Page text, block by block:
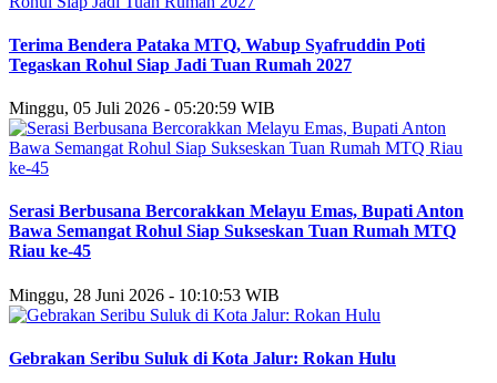
Terima Bendera Pataka MTQ, Wabup Syafruddin Poti
Tegaskan Rohul Siap Jadi Tuan Rumah 2027
Minggu, 05 Juli 2026 - 05:20:59 WIB
Serasi Berbusana Bercorakkan Melayu Emas, Bupati Anton
Bawa Semangat Rohul Siap Sukseskan Tuan Rumah MTQ
Riau ke-45
Minggu, 28 Juni 2026 - 10:10:53 WIB
Gebrakan Seribu Suluk di Kota Jalur: Rokan Hulu